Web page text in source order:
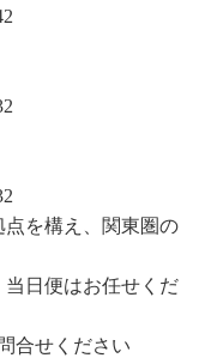
を構え、関東圏の
日便はお任せくだ
合せください